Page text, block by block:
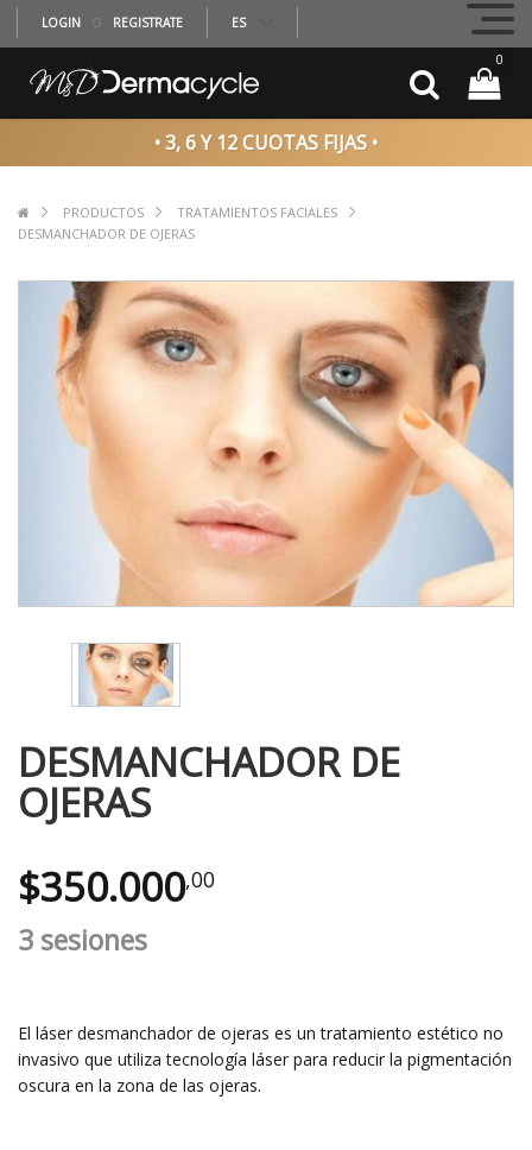
LOGIN O REGISTRATE ES
0
• 3, 6 Y 12 CUOTAS FIJAS •
PRODUCTOS
TRATAMIENTOS FACIALES
DESMANCHADOR DE OJERAS
DESMANCHADOR DE
OJERAS
$350.000,00
3 sesiones
El láser desmanchador de ojeras es un tratamiento estético no
invasivo que utiliza tecnología láser para reducir la pigmentación
oscura en la zona de las ojeras.